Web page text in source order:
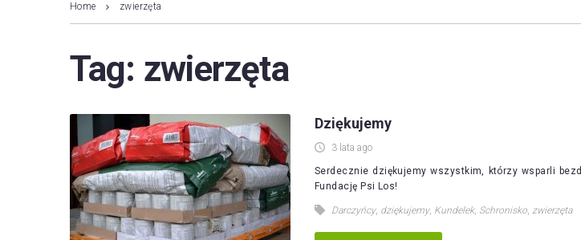
Home zwierzęta
Tag: zwierzęta
Dziękujemy
3 lata ago
Serdecznie dziękujemy wszystkim, którzy wsparli
Fundację Psi Los!
Darczyńcy, dziękujemy, Kundelek, Schronisko, zwierzęta